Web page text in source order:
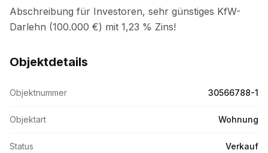
Objektdetails
Objektnummer 30566788-1
Objektart Wohnung
Status Verkauf